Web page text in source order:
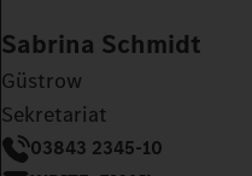
Sabrina Schmidt
Güstrow
Sekretariat
03843 2345-10